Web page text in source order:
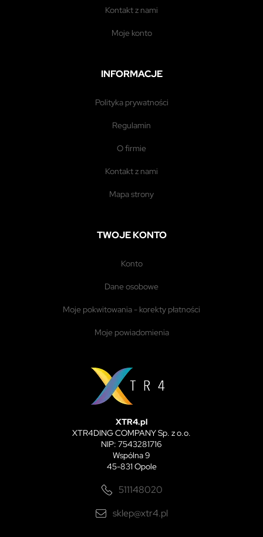
kontakt z nami
moje konto
INFORMACJE
polityka prywatności
regulamin
o firmie
kontakt z nami
mapa strony
TWOJE KONTO
konto
dane osobowe
moje pokwitowania - korekty płatności
moje powiadomienia
XTR4.pl
XTR4DING COMPANY Sp. z o.o.
NIP: 7543281716
Wspólna 9
45-831 Opole
511148020
sklep@xtr4.pl